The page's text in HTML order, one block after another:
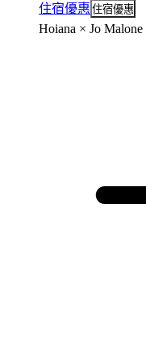
住宿優惠 住宿優惠
Hoiana × Jo